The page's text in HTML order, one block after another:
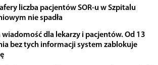
liczba pacjentów SOR-u w Szpitalu
nie spadła
wiadomość dla lekarzy i pacjentów. Od 13
bez tych informacji system zablokuje